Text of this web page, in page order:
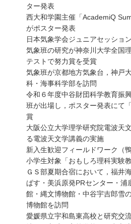
ター発表
西大和学園主催「AcademiQ
がポスター発表
日本気象学会ジュニアセッショ
気象班の研究が神奈川大学全国
テストで努力賞を受賞
気象班が京都地方気象台，神戸
科・海事科学部を訪問
令和６年度中谷財団科学教育振
班が出場し，ポスター発表にて
賞
大阪公立大学理学研究院電波天
る電波天文学講義の実施
新入生歓迎フィールドワーク（
小学生対象「おもしろ理科実験
ＧＳ部夏期合宿において，福井
ぱす・美浜原発PRセンター・浦
館・縄文博物館・中谷宇吉郎雪
博物館を訪問
愛媛県立宇和島東高校と研究交